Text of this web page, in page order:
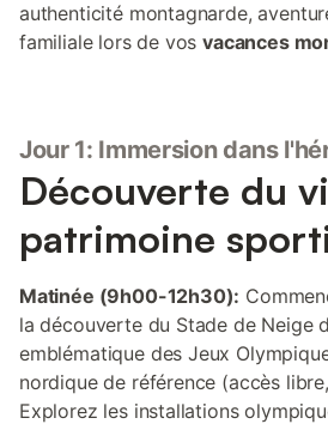
authenticité montagnarde,
familiale lors de vosvacances
Jour 1: Immersion dans
Découverte du
patrimoine
Matinée (9h00-12h30):
la découverte du Stade de Neige
emblématique des Jeux
nordique de référence (accès
Explorez les installations